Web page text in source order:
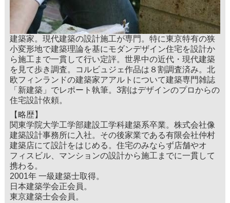
建築家。現代建築の設計施工が専門。特に東京特有の狭
小変形地で建築理論を基にモダンデザイン住宅を設計か
ら施工まで一貫して行い定評。世界中の近代・現代建築
を見て歩き調査。コルビュジェ作品は８割調査済み。北
欧フィンランドの建築家アアルトについて建築専門雑誌
「新建築」でレポート執筆。3割はデザインのプロからの
住宅設計依頼。
【略歴】
関東学院大学工学部建設工学科建築系卒業。株式会社像
建築設計事務所に入社。その後家業である有限会社仲村
建築店にて設計をはじめる。住宅のみならず店舗やオ
フィスビル、マンションの設計から施工までに一貫して
携わる。
2001年 一級建築士取得。
日本建築学会正会員。
東京建築士会会員。